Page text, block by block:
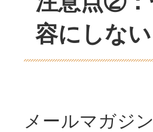
容にしない
メールマガジ